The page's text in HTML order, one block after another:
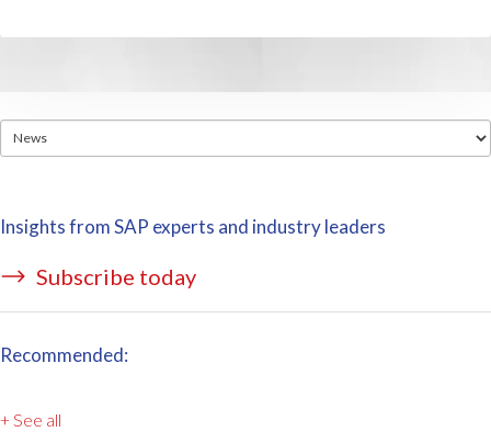
Insights from SAP experts and industry leaders
Subscribe today
Recommended:
+ See all